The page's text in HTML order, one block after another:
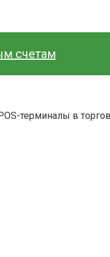
счетам
терминалы в